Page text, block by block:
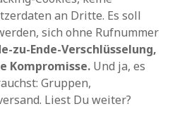
an Dritte. Es soll
sich ohne Rufnummer
zu-Ende-Verschlüsselung,
Kompromisse. Und ja, es
Gruppen,
Liest Du weiter?